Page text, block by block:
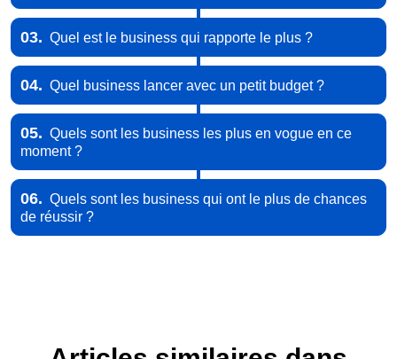
03. Quel est le business qui rapporte le plus ?
04. Quel business lancer avec un petit budget ?
05. Quels sont les business les plus en vogue en ce
moment ?
06. Quels sont les business qui ont le plus de chances
de réussir ?